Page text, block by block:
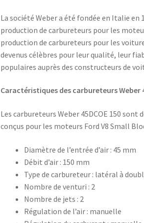
La société Weber a été fondée en Italie
production de carbureteurs pour les
production de carbureteurs pour les
devenus célèbres pour leur qualité, leur
populaires auprès des constructeurs de
Caractéristiques des carbureteurs Weber
Les carbureteurs Weber 45DCOE 150
conçus pour les moteurs Ford V8 Small
Diamètre de l’entrée d’air : 45 mm
Débit d’air : 150 mm
Type de carbureteur : latéral à
Nombre de venturi : 2
Nombre de jets : 2
Régulation de l’air : manuelle